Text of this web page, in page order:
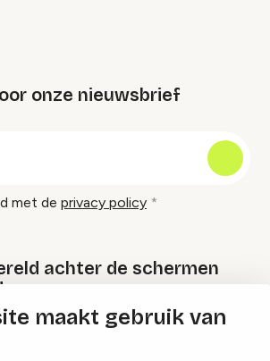
maakt gebruik van
onze nieuwsbrief
met de privacy policy
achter de schermen
Festival Specials